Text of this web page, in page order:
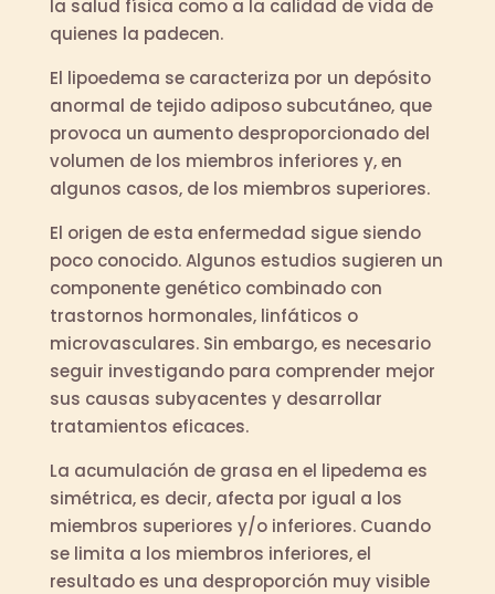
la salud física como a la calidad de vida de
quienes la padecen.
El lipoedema se caracteriza por un depósito
anormal de tejido adiposo subcutáneo, que
provoca un aumento desproporcionado del
volumen de los miembros inferiores y, en
algunos casos, de los miembros superiores.
El origen de esta enfermedad sigue siendo
poco conocido. Algunos estudios sugieren un
componente genético combinado con
trastornos hormonales, linfáticos o
microvasculares. Sin embargo, es necesario
seguir investigando para comprender mejor
sus causas subyacentes y desarrollar
tratamientos eficaces.
La acumulación de grasa en el lipedema es
simétrica, es decir, afecta por igual a los
miembros superiores y/o inferiores. Cuando
se limita a los miembros inferiores, el
resultado es una desproporción muy visible